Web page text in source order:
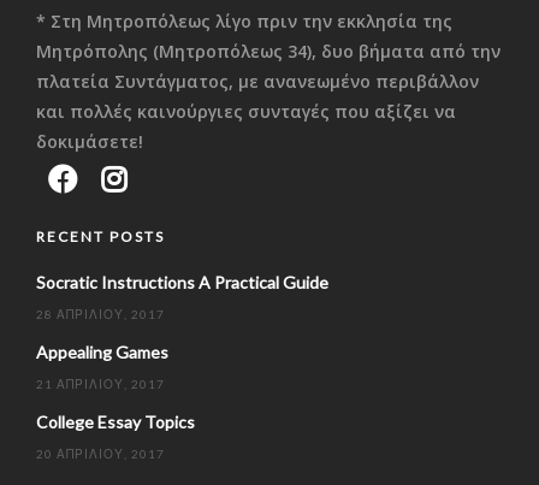
* Στη Μητροπόλεως λίγο πριν την εκκλησία της
Μητρόπολης (Μητροπόλεως 34), δυο βήματα από την
πλατεία Συντάγματος, με ανανεωμένο περιβάλλον
και πολλές καινούργιες συνταγές που αξίζει να
δοκιμάσετε!
RECENT POSTS
Socratic Instructions A Practical Guide
28 ΑΠΡΙΛΊΟΥ, 2017
Appealing Games
21 ΑΠΡΙΛΊΟΥ, 2017
College Essay Topics
20 ΑΠΡΙΛΊΟΥ, 2017